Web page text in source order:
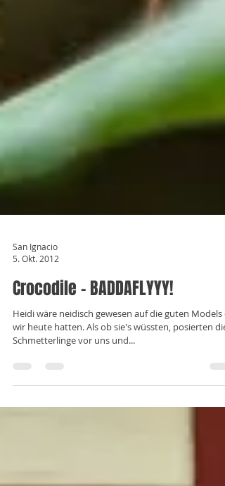
San Ignacio
Crocodile - BADDAFLYYY!
wir heute hatten. Als ob sie's wüssten, posierten die
Schmetterlinge vor uns und...